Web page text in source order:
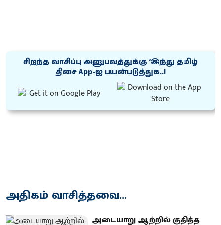
சிறந்த வாசிப்பு அனுபவத்துக்கு ‘இந்து தமிழ்
திசை App-ஐ பயன்படுத்துக..!
அதிகம் வாசித்தவை...
அடையாறு ஆற்றில் குதித்த